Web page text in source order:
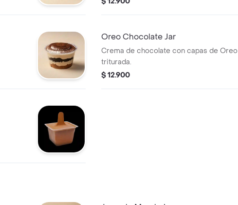
Oreo Chocolate Jar
Crema de chocolate con capas de Oreo
triturada.
$ 12.900